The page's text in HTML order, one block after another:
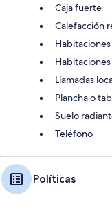
Caja fuerte
Calefacción
Llamadas
Plancha o
Suelo
Teléfono
Políticas